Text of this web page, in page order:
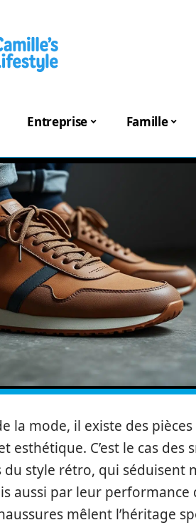
Entreprise Famille
la mode, il existe des
esthétique. C’est le cas des
du style rétro, qui séduisent
aussi par leur
mêlent l’héritage